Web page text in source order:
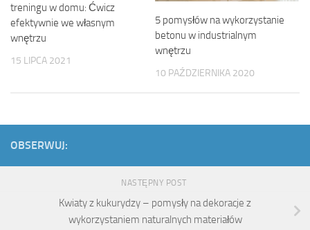
treningu w domu: Ćwicz
efektywnie we własnym
wnętrzu
15 LIPCA 2021
5 pomysłów na wykorzystanie
betonu w industrialnym
wnętrzu
10 PAŹDZIERNIKA 2020
OBSERWUJ:
NASTĘPNY POST
Kwiaty z kukurydzy – pomysły na dekoracje z
wykorzystaniem naturalnych materiałów